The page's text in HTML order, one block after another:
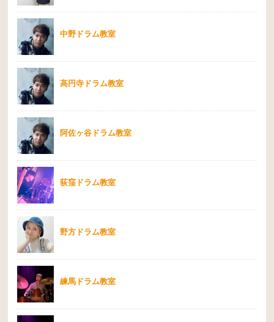
中野ドラム教室
高円寺ドラム教室
阿佐ヶ谷ドラム教室
荻窪ドラム教室
野方ドラム教室
練馬ドラム教室